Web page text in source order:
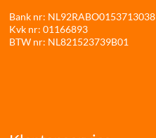
Bank nr: NL92RABO0153713038
Kvk nr: 01166893
BTW nr: NL821523739B01